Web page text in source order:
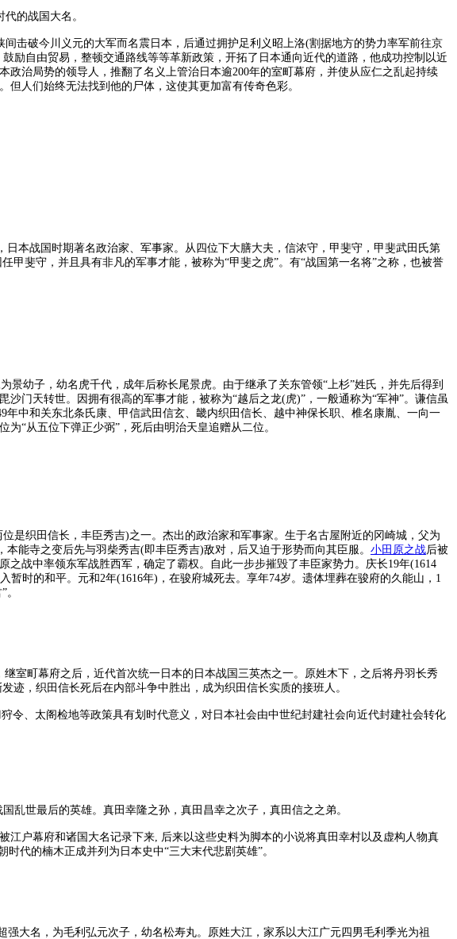
的战国大名。
破今川义元的大军而名震日本，后通过拥护足利义昭上洛(割据地方的势力率军前往京
励自由贸易，整顿交通路线等等革新政策，开拓了日本通向近代的道路，他成功控制以近
政治局势的领导人，推翻了名义上管治日本逾200年的室町幕府，并使从应仁之乱起持续
人们始终无法找到他的尸体，这使其更加富有传奇色彩。
本战国时期著名政治家、军事家。从四位下大膳大夫，信浓守，甲斐守，甲斐武田氏第
斐守，并且具有非凡的军事才能，被称为“甲斐之虎”。有“战国第一名将”之称，也被誉
幼子，幼名虎千代，成年后称长尾景虎。由于继承了关东管领“上杉”姓氏，并先后得到
门天转世。因拥有很高的军事才能，被称为“越后之龙(虎)”，一般通称为“军神”。谦信虽
中和关东北条氏康、甲信武田信玄、畿内织田信长、越中神保长职、椎名康胤、一向一
“从五位下弹正少弼”，死后由明治天皇追赠从二位。
织田信长，丰臣秀吉)之一。杰出的政治家和军事家。生于名古屋附近的冈崎城，父为
能寺之变后先与羽柴秀吉(即丰臣秀吉)敌对，后又迫于形势而向其臣服。 小田原之战后被
战中率领东军战胜西军，确定了霸权。自此一步步摧毁了丰臣家势力。庆长19年(1614
时的和平。元和2年(1616年)，在骏府城死去。享年74岁。遗体埋葬在骏府的久能山，1
室町幕府之后，近代首次统一日本的日本战国三英杰之一。原姓木下，之后将丹羽长秀
，织田信长死后在内部斗争中胜出，成为织田信长实质的接班人。
、太阁检地等政策具有划时代意义，对日本社会由中世纪封建社会向近代封建社会转化
世最后的英雄。真田幸隆之孙，真田昌幸之次子，真田信之之弟。
户幕府和诸国大名记录下来, 后来以这些史料为脚本的小说将真田幸村以及虚构人物真
代的楠木正成并列为日本史中“三大末代悲剧英雄”。
大名，为毛利弘元次子，幼名松寿丸。原姓大江，家系以大江广元四男毛利季光为祖